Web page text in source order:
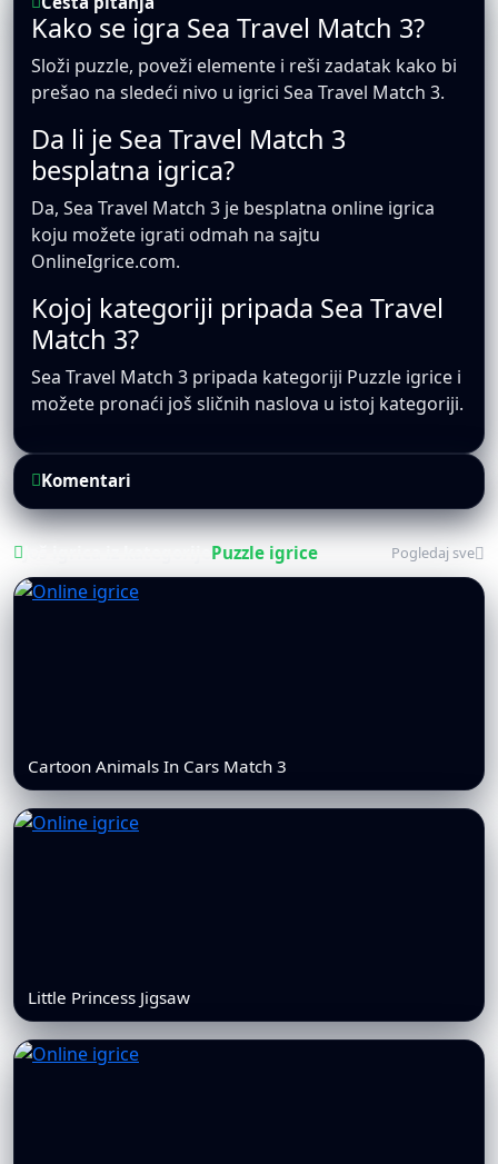
Kako se igra Sea Travel Match 3?
Složi puzzle, poveži elemente i reši zadatak kako bi
prešao na sledeći nivo u igrici Sea Travel Match 3.
Da li je Sea Travel Match 3
besplatna igrica?
Da, Sea Travel Match 3 je besplatna online igrica
koju možete igrati odmah na sajtu
OnlineIgrice.com.
Kojoj kategoriji pripada Sea Travel
Match 3?
Sea Travel Match 3 pripada kategoriji Puzzle igrice i
možete pronaći još sličnih naslova u istoj kategoriji.
Komentari
Puzzle igrice Pogledaj sve
Cartoon Animals In Cars Match 3
Little Princess Jigsaw